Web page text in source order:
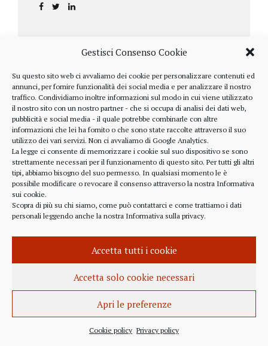
Gestisci Consenso Cookie
Su questo sito web ci avvaliamo dei cookie per personalizzare contenuti ed
annunci, per fornire funzionalità dei social media e per analizzare il nostro
traffico. Condividiamo inoltre informazioni sul modo in cui viene utilizzato
il nostro sito con un nostro partner - che si occupa di analisi dei dati web,
pubblicità e social media - il quale potrebbe combinarle con altre
informazioni che lei ha fornito o che sono state raccolte attraverso il suo
utilizzo dei vari servizi. Non ci avvaliamo di Google Analytics.
La legge ci consente di memorizzare i cookie sul suo dispositivo se sono
strettamente necessari per il funzionamento di questo sito. Per tutti gli altri
tipi, abbiamo bisogno del suo permesso. In qualsiasi momento le è
possibile modificare o revocare il consenso attraverso la nostra Informativa
sui cookie.
Scopra di più su chi siamo, come può contattarci e come trattiamo i dati
personali leggendo anche la nostra Informativa sulla privacy.
Accetta tutti i cookie
Accetta solo cookie necessari
Apri le preferenze
Cookie policy Privacy policy
aprile ha fatto parecchio discutere il discorso che
una lettera annuale che Fink ha inviato agli
investitori, nella quale fa il punto sulla situazione
geopolitica ed economica globale, accompagnata da
alcune considerazioni sui profitti generati dalle
scelte finanziarie operate dal fondo BlackRock.
Occorre leggere molto attentamente il testo della
lettera
(https://www.blackrock.com/corporate/investor-
relations/larry-fink-chairmans-letter). Fink afferma
chiaramente che...
INFORMAZIONE 27 APRILE 2022
Istanza per l’abrogazione
dell’obbligo vaccinale al Governo
Italiano e alla Commissione Europea
Europea per l’abrogazione della normativa